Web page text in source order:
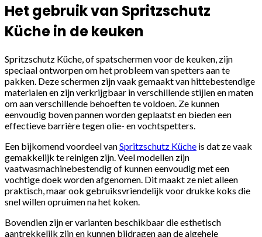
Het gebruik van Spritzschutz
Küche in de keuken
Spritzschutz Küche, of spatschermen voor de keuken, zijn
speciaal ontworpen om het probleem van spetters aan te
pakken. Deze schermen zijn vaak gemaakt van hittebestendige
materialen en zijn verkrijgbaar in verschillende stijlen en maten
om aan verschillende behoeften te voldoen. Ze kunnen
eenvoudig boven pannen worden geplaatst en bieden een
effectieve barrière tegen olie- en vochtspetters.
Een bijkomend voordeel vanSpritzschutz Küche is dat ze vaak
gemakkelijk te reinigen zijn. Veel modellen zijn
vaatwasmachinebestendig of kunnen eenvoudig met een
vochtige doek worden afgenomen. Dit maakt ze niet alleen
praktisch, maar ook gebruiksvriendelijk voor drukke koks die
snel willen opruimen na het koken.
Bovendien zijn er varianten beschikbaar die esthetisch
aantrekkelijk zijn en kunnen bijdragen aan de algehele